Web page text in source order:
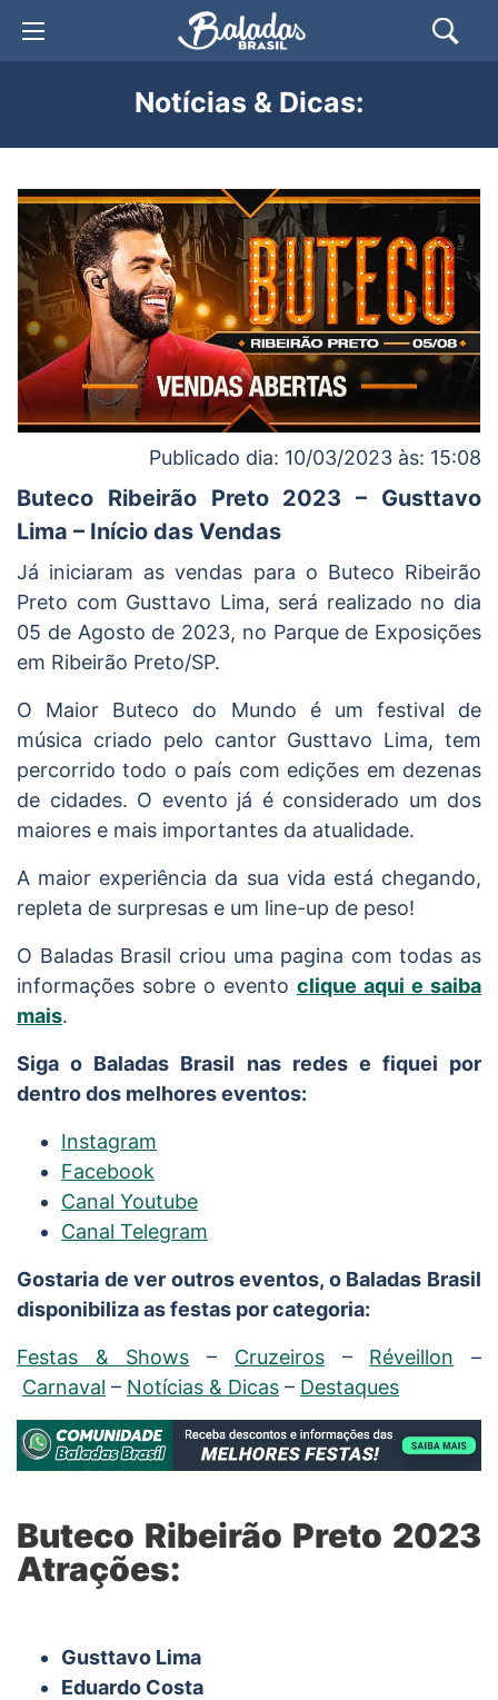
Notícias & Dicas:
Publicado dia: 10/03/2023 às: 15:08
Buteco Ribeirão Preto 2023 – Gusttavo
Lima – Início das Vendas
Já iniciaram as vendas para o Buteco Ribeirão
Preto com Gusttavo Lima, será realizado no dia
05 de Agosto de 2023, no Parque de Exposições
em Ribeirão Preto/SP.
O Maior Buteco do Mundo é um festival de
música criado pelo cantor Gusttavo Lima, tem
percorrido todo o país com edições em dezenas
de cidades. O evento já é considerado um dos
maiores e mais importantes da atualidade.
A maior experiência da sua vida está chegando,
repleta de surpresas e um line-up de peso!
O Baladas Brasil criou uma pagina com todas as
informações sobre o evento clique aqui e saiba
mais.
Siga o Baladas Brasil nas redes e fiquei por
dentro dos melhores eventos:
Instagram
Facebook
Canal Youtube
Canal Telegram
Gostaria de ver outros eventos, o Baladas Brasil
disponibiliza as festas por categoria:
Festas & Shows – Cruzeiros– Réveillon –
Carnaval – Notícias & Dicas – Destaques
Buteco Ribeirão Preto 2023
Atrações:
Gusttavo Lima
Eduardo Costa